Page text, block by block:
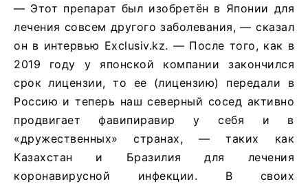
— Этот препарат был изобретён в Японии для
лечения совсем другого заболевания, — сказал
он в интервью Exclusiv.kz. — После того, как в
2019 году у японской компании закончился
срок лицензии, то ее (лицензию) передали в
Россию и теперь наш северный сосед активно
продвигает фавипиравир у себя и в
«дружественных» странах, — таких как
Казахстан и Бразилия для лечения
коронавирусной инфекции. В своих